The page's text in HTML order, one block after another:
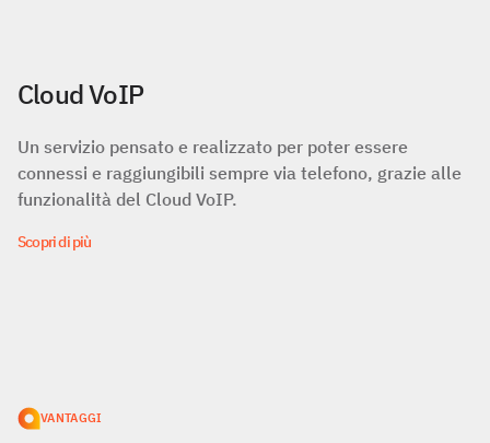
Cloud VoIP
Un servizio pensato e realizzato per poter essere
connessi e raggiungibili sempre via telefono, grazie alle
funzionalità del Cloud VoIP.
Scopri di più
VANTAGGI